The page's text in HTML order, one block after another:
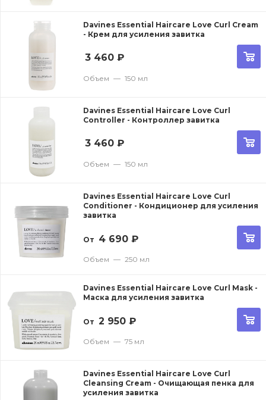
Davines Essential Haircare Love Curl Cream
- Крем для усиления завитка
3 460 ₽
Объем — 150 мл
Davines Essential Haircare Love Curl
Controller - Контроллер завитка
3 460 ₽
Объем — 150 мл
Davines Essential Haircare Love Curl
Conditioner - Кондиционер для усиления
завитка
От 4 690 ₽
Объем — 250 мл
Davines Essential Haircare Love Curl Mask -
Маска для усиления завитка
От 2 950 ₽
Объем — 75 мл
Davines Essential Haircare Love Curl
Cleansing Cream - Очищающая пенка для
усиления завитка